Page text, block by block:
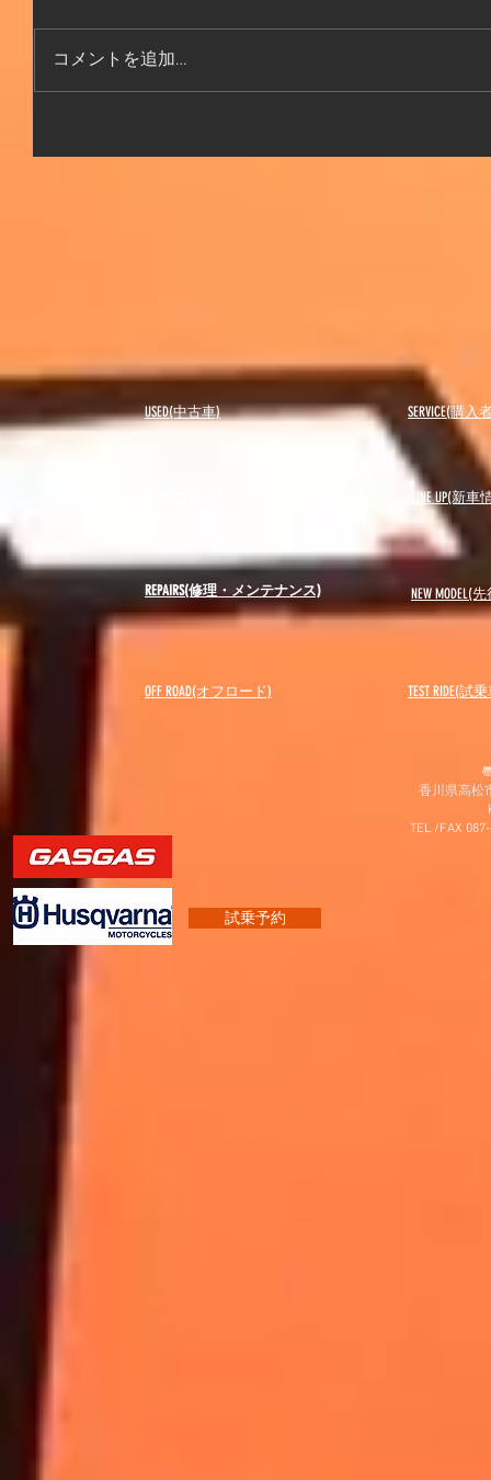
コメントを追加…
USED(中古車) SERVICE(購
LINE UP(新車
REPAIRS(修理・メンテナンス) NEW MODEL(先
OFF ROAD(オフロード) ​TEST RIDE(試
試乗予約
香川県高松
TEL /FAX